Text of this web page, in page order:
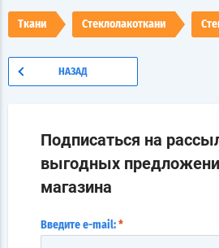
Ткани Стеклолакоткани
НАЗАД
Подписаться на
выгодных
магазина
Введите e-mail: *